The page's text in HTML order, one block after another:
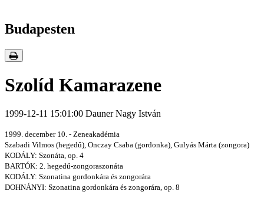
Budapesten
Szolíd Kamarazene
1999-12-11 15:01:00 Dauner Nagy István
1999. december 10. - Zeneakadémia
Szabadi Vilmos (hegedű), Onczay Csaba (gordonka), Gulyás Márta (zongora)
KODÁLY: Szonáta, op. 4
BARTÓK: 2. hegedű-zongoraszonáta
KODÁLY: Szonatina gordonkára és zongorára
DOHNÁNYI: Szonatina gordonkára és zongorára, op. 8